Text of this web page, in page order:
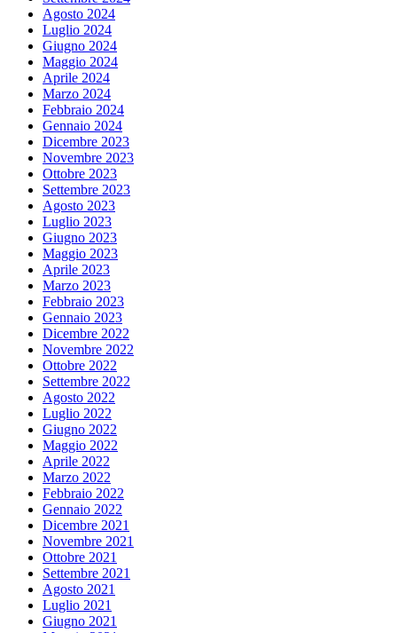
Agosto 2024
Luglio 2024
Giugno 2024
Maggio 2024
Aprile 2024
Marzo 2024
Febbraio 2024
Gennaio 2024
Dicembre 2023
Novembre 2023
Ottobre 2023
Settembre 2023
Agosto 2023
Luglio 2023
Giugno 2023
Maggio 2023
Aprile 2023
Marzo 2023
Febbraio 2023
Gennaio 2023
Dicembre 2022
Novembre 2022
Ottobre 2022
Settembre 2022
Agosto 2022
Luglio 2022
Giugno 2022
Maggio 2022
Aprile 2022
Marzo 2022
Febbraio 2022
Gennaio 2022
Dicembre 2021
Novembre 2021
Ottobre 2021
Settembre 2021
Agosto 2021
Luglio 2021
Giugno 2021